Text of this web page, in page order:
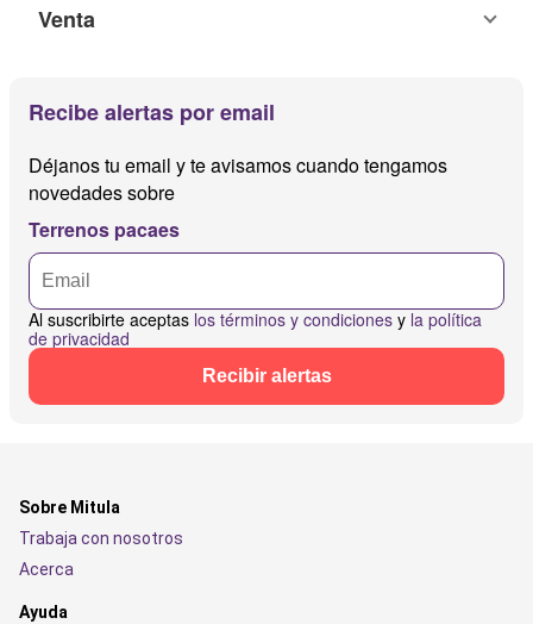
Venta
Recibe alertas por email
Déjanos tu email y te avisamos cuando tengamos
novedades sobre
Terrenos pacaes
Al suscribirte aceptas los términos y condiciones y la política
de privacidad
Recibir alertas
Sobre Mitula
Trabaja con nosotros
Acerca
Ayuda